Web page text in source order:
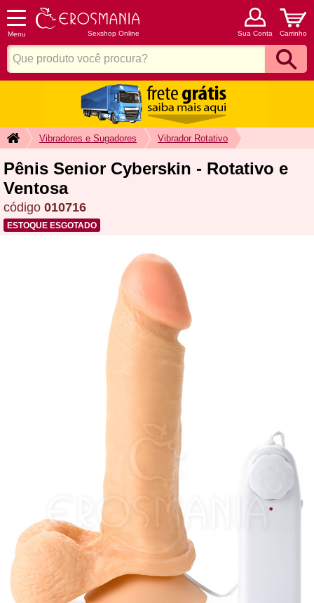
Menu Sexshop Online Sua Conta Carrinho
Vibradores e Sugadores Vibrador Rotativo
Pênis Senior Cyberskin - Rotativo e
Ventosa
código 010716
ESTOQUE ESGOTADO